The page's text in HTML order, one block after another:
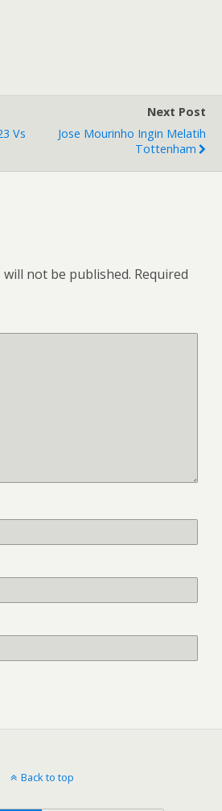
Vs
Next Post
Jose Mourinho Ingin Melatih
Tottenham
not be published. Required
Back to top